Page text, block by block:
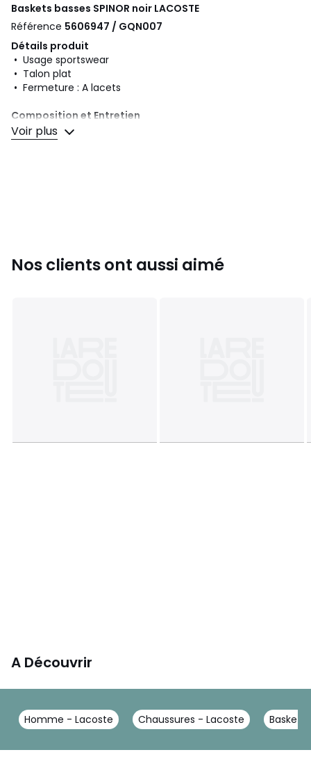
Baskets basses SPINOR noir LACOSTE
Référence 5606947 / GQN007
Détails produit
• Usage sportswear
• Talon plat
• Fermeture : A lacets
Composition et Entretien
• Dessus/Tige : 100% textile
• Doublure : 100% textile
Voir plus
Nos clients ont aussi aimé
A Découvrir
Homme - Lacoste Chaussures - Lacoste Baskets